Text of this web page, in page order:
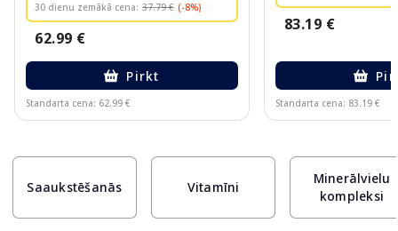
30 dienu zemākā cena: 37.79 € (-8%)
62.99 €
Pirkt
Standarta cena: 62.99 €
83.19 €
Standarta cena: 83.19 €
Saaukstēšanās Vitamīni
Minerālvielu
kompleksi